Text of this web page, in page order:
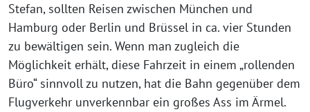
Stefan, sollten Reisen zwischen München und
Hamburg oder Berlin und Brüssel in ca. vier Stunden
zu bewältigen sein. Wenn man zugleich die
Möglichkeit erhält, diese Fahrzeit in einem „rollenden
Büro“ sinnvoll zu nutzen, hat die Bahn gegenüber dem
Flugverkehr unverkennbar ein großes Ass im Ärmel.